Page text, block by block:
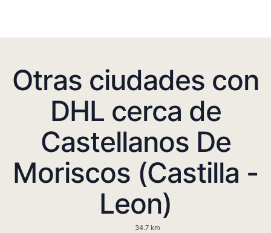
Otras ciudades con
DHL cerca de
Castellanos De
Moriscos (Castilla -
Leon)
34.7 km